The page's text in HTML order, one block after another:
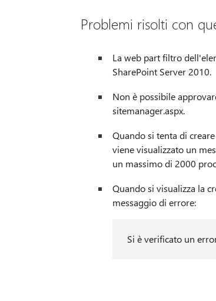
Problemi risolti con
La web part filtro
SharePoint Server 2010.
Non è possibile
sitemanager.aspx.
Quando si tenta di
viene visualizzato un
un massimo di 2000
Quando si visualizza la
messaggio di errore:
Si è verificato un